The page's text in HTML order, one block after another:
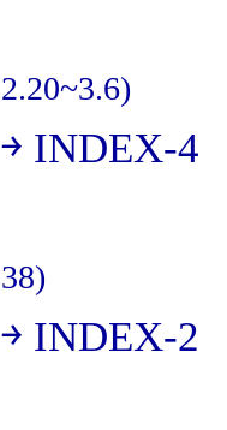
2.20~3.6)
￫ INDEX-4
38)
￫ INDEX-2